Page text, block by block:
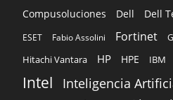
Compusoluciones Dell Dell
ESET
Fabio Assolini Fortinet
Hitachi Vantara HP HPE IBM
Intel Inteligencia